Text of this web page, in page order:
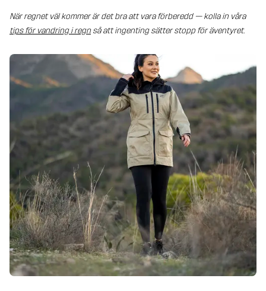
När regnet väl kommer är det bra att vara förberedd — kolla in våra
tips för vandring i regnså att ingenting sätter stopp för äventyret.